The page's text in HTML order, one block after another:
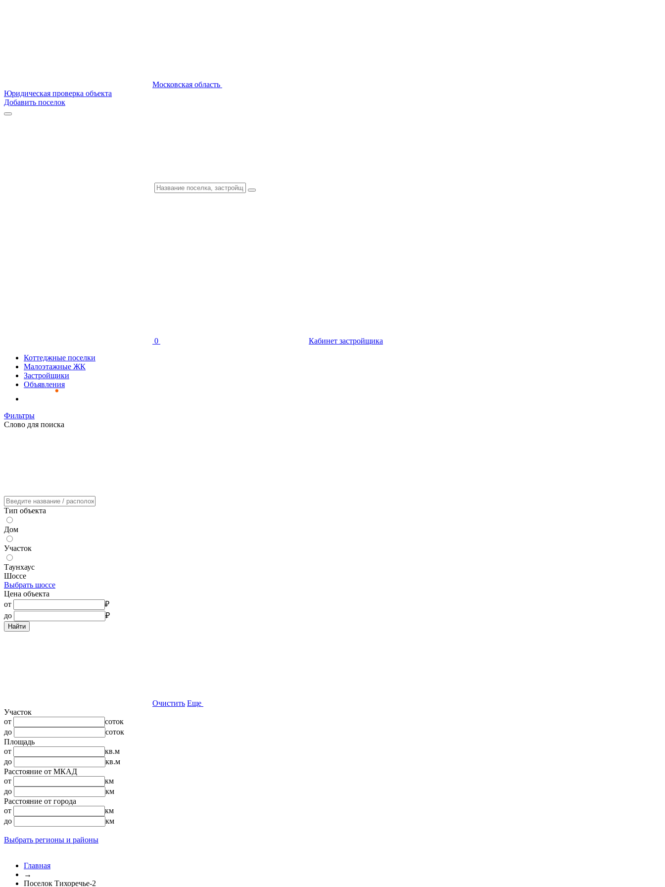
Московская область
Юридическая проверка объекта
Добавить поселок
0
Кабинет застройщика
Коттеджные поселки
Малоэтажные ЖК
Застройщики
Объявления
Фильтры
Слово для поиска
Тип объекта
Дом
Участок
Таунхаус
Шоссе
Выбрать шоссе
Цена объекта
от
₽
до
₽
Найти
Очистить Еще
Участок
от
соток
до
соток
Площадь
от
кв.м
до
кв.м
Расстояние от МКАД
от
км
до
км
Расстояние от города
от
км
до
км
Выбрать регионы и районы
Главная
→
Поселок Тихоречье-2